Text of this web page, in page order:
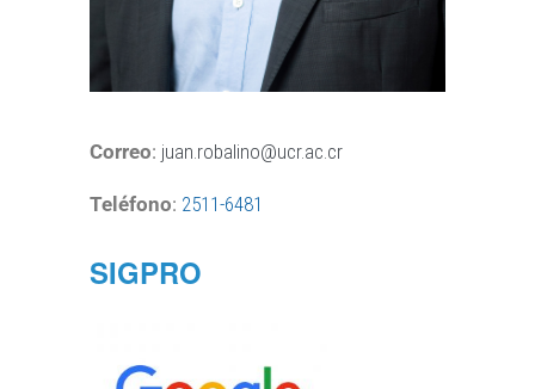
Correo: juan.robalino@ucr.ac.cr
Teléfono: 2511-6481
SIGPRO